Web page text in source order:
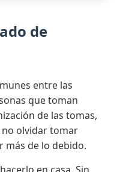
de
entre las
que toman
de las tomas,
no olvidar tomar
más de lo debido.